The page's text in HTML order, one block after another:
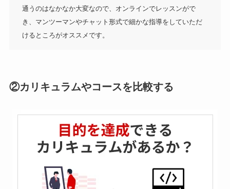
通うのはなかなか大変なので、オンラインでレッスンがで
き、マンツーマンやチャット形式で細かな指導をしていただ
けるところがオススメです。
②カリキュラムやコースを比較する